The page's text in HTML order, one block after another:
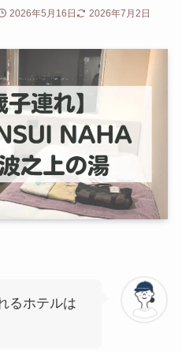
2026年5月16日 2026年7月2日
るホテルは